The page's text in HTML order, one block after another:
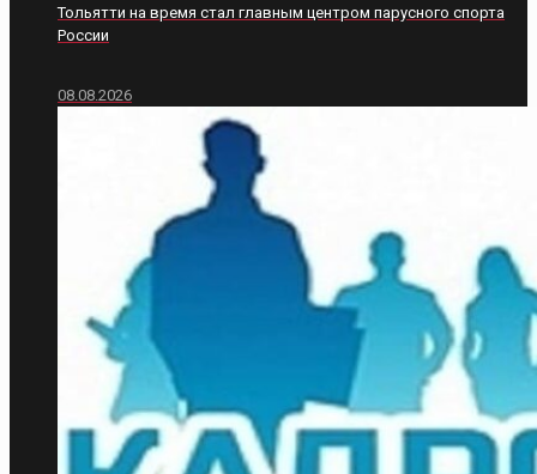
Тольятти на время стал главным центром парусного спорта
России
08.08.2026